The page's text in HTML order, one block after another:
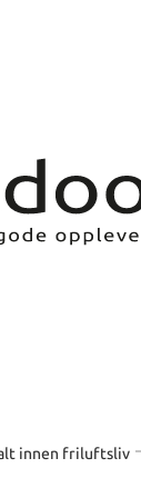
innen friluftsliv